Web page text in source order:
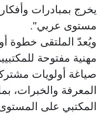
يخرج بمبادرات
مستوى عربي".
ويُعدّ الملتقى خطوة
مهنية مفتوحة
صياغة أولويات
المعرفة والخبرات،
المكتبي على